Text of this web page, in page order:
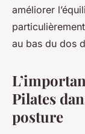
améliorer
au bas du dos
Pilates
posture